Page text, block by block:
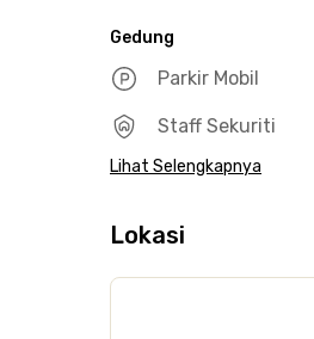
Gedung
Parkir Mobil
Staff Sekuriti
Lihat Selengkapnya
Lokasi